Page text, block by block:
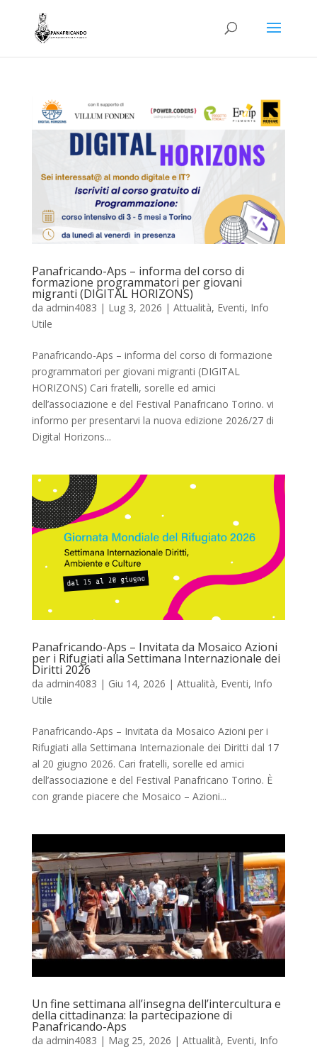
Panafricando-Aps – informa del corso di
formazione programmatori per giovani
migranti (DIGITAL HORIZONS)
da admin4083 | Lug 3, 2026 | Attualità, Eventi, Info
Utile
Panafricando-Aps – informa del corso di formazione
programmatori per giovani migranti (DIGITAL
HORIZONS) Cari fratelli, sorelle ed amici
dell’associazione e del Festival Panafricano Torino. vi
informo per presentarvi la nuova edizione 2026/27 di
Digital Horizons...
Panafricando-Aps – Invitata da Mosaico Azioni
per i Rifugiati alla Settimana Internazionale dei
Diritti 2026
da admin4083 | Giu 14, 2026 | Attualità, Eventi, Info
Utile
Panafricando-Aps – Invitata da Mosaico Azioni per i
Rifugiati alla Settimana Internazionale dei Diritti dal 17
al 20 giugno 2026. Cari fratelli, sorelle ed amici
dell’associazione e del Festival Panafricano Torino. È
con grande piacere che Mosaico – Azioni...
Un fine settimana all’insegna dell’intercultura e
della cittadinanza: la partecipazione di
Panafricando-Aps
da admin4083 | Mag 25, 2026 | Attualità, Eventi, Info